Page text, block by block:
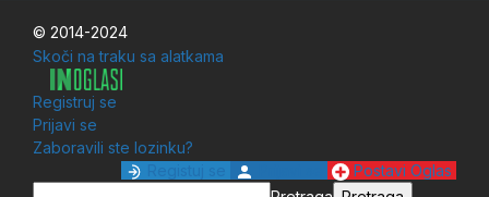
© 2014-2024
Skoči na traku sa alatkama
Registruj se
Prijavi se
Zaboravili ste lozinku?
Postavi Oglas